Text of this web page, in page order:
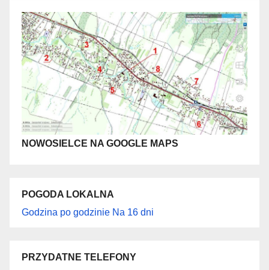
NOWOSIELCE NA GOOGLE MAPS
POGODA LOKALNA
Godzina po godzinie Na 16 dni
PRZYDATNE TELEFONY